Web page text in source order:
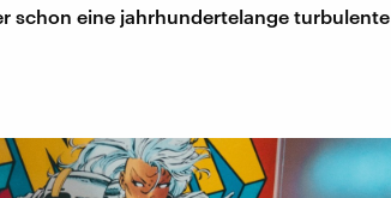
schon eine jahrhundertelange turbulente